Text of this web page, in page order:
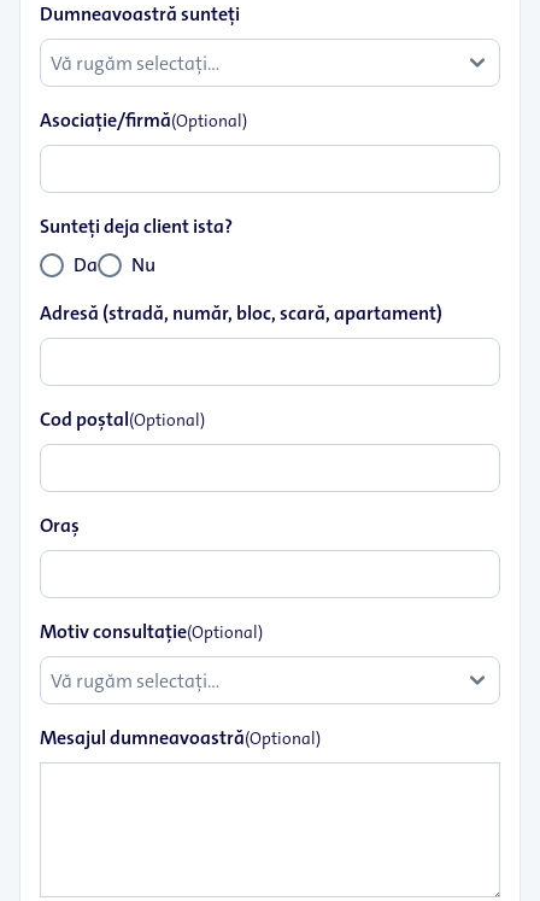
Dumneavoastră sunteţi
Asociaţie/firmă(Optional)
Sunteţi deja client ista?
Da
Nu
Adresă (stradă, număr, bloc, scară, apartament)
Cod poştal(Optional)
Oraş
Motiv consultație(Optional)
Mesajul dumneavoastră(Optional)